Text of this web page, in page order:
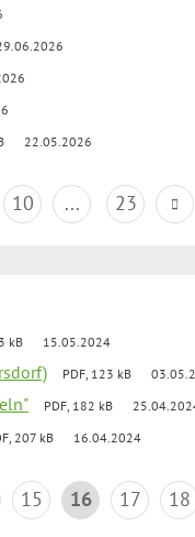
22.05.2026
10 ... 23
kB 15.05.2024
PDF, 123 kB
PDF, 182 kB
207 kB 16.04.2024
15 16 17 18